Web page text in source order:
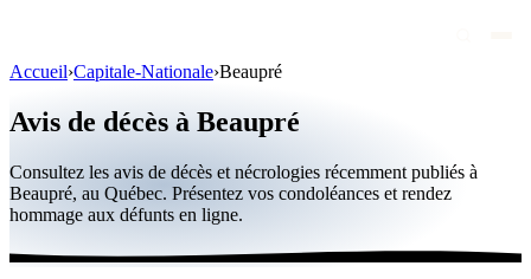
Personnalités publiques
Québec
Canada
International
Accueil›Capitale-Nationale›Beaupré
Avis de décès à Beaupré
Consultez les avis de décès et nécrologies récemment publiés à
Beaupré, au Québec. Présentez vos condoléances et rendez
hommage aux défunts en ligne.